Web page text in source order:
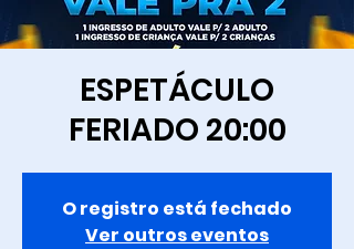
ESPETÁCULO
FERIADO 20:00
O registro está fechado
Ver outros eventos